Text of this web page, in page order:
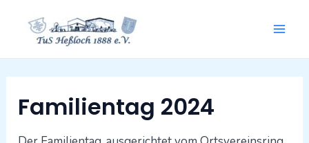
Inhalt
springen
Familientag 2024